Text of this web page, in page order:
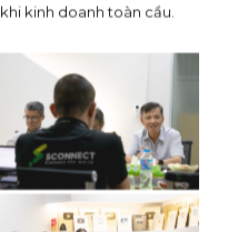
kinh doanh toàn cầu.